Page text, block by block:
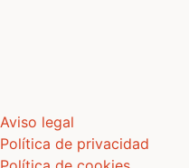
Aviso legal
Política de privacidad